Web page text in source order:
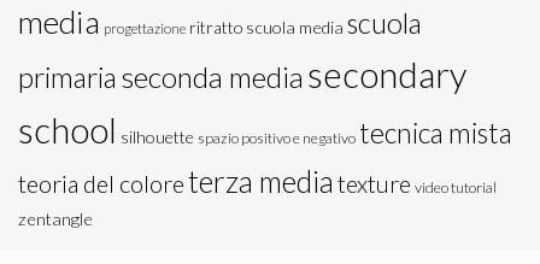
media progettazione ritratto scuola media scuola
primaria seconda media secondary
school silhouette spazio positivo e negativo tecnica mista
teoria del coloreterza media texture video tutorial
zentangle